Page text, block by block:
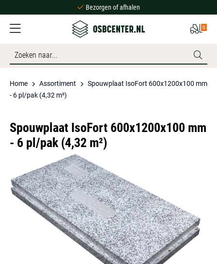
Bezorgen of afhalen
Ruime voorraad
0
Home Assortiment
Spouwplaat IsoFort 600x1200x100 mm
- 6 pl/pak (4,32 m²)
Spouwplaat IsoFort 600x1200x100 mm
- 6 pl/pak (4,32 m²)